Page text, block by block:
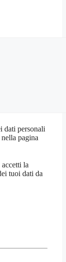
dati personali
pagina
la
tuoi dati da